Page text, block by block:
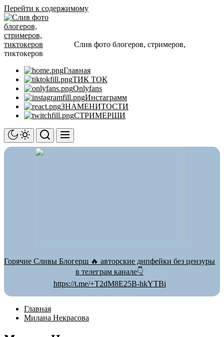
Перейти к содержимому
Слив фото блогеров, стримеров,
тиктокеров
Главная
ТИК ТОК
Onlyfans
Инстаграмм
ЗНАМЕНИТОСТИ
СТРИМЕРШИ
Горячие Сливы Блогерш 🔥 авторские дипфейки без цензуры
в телеграм канале👇
https://t.me/+T2dM8E25B-hkYTBi
Главная
Милана Некрасова